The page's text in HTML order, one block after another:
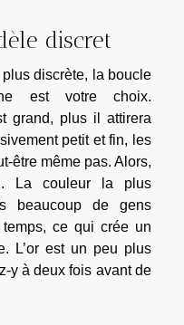
discret
discrète, la boucle
est votre choix.
grand, plus il attirera
petit et fin, les
être même pas. Alors,
La couleur la plus
beaucoup de gens
ce qui crée un
L’or est un peu plus
y à deux fois avant de